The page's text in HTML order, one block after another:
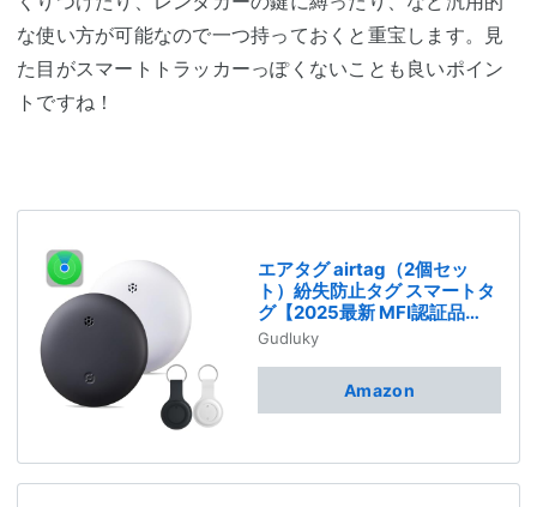
な使い方が可能なので一つ持っておくと重宝します。見
た目がスマートトラッカーっぽくないことも良いポイン
トですね！
エアタグ airtag（2個セッ
ト）紛失防止タグ スマートタ
グ【2025最新 MFI認証品
Find Myタグ 安定保証＆全球
GPS測位＆超強信号】忘れ物
トトラッカー 財布 超薄 超軽
量 小型GPS発信機 追跡タグ
専用 超長持ち 子供/高齢者/ペ
ット見守り 鍵/車両追跡 キー
Gudluky
Amazon